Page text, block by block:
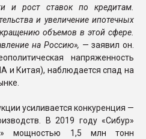
и рост ставок по кредитам.
и увеличение ипотечных
объемов в этой сфере.
на Россию», — заявил он.
напряженность
и Китая), наблюдается спад на
усиливается конкуренция —
В 2019 году «Сибур»
мощностью 1,5 млн тонн